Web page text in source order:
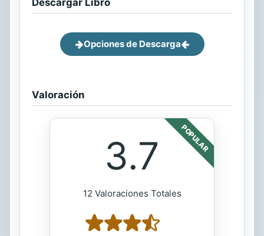
Descargar Libro
Opciones de Descarga
Valoración
POPULAR
3.7
12 Valoraciones Totales